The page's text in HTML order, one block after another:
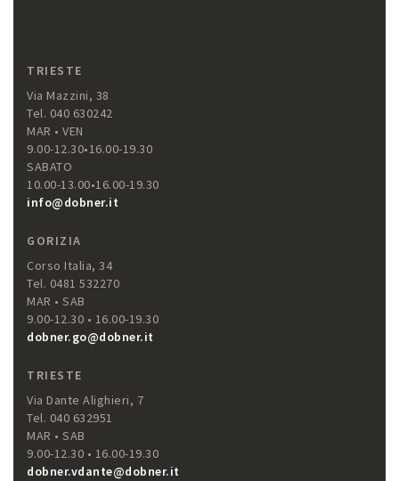
TRIESTE
Via Mazzini, 38
Tel. 040 630242
MAR • VEN
9.00-12.30•16.00-19.30
SABATO
10.00-13.00•16.00-19.30
info@dobner.it
GORIZIA
Corso Italia, 34
Tel. 0481 532270
MAR • SAB
9.00-12.30 • 16.00-19.30
dobner.go@dobner.it
TRIESTE
Via Dante Alighieri, 7
Tel. 040 632951
MAR • SAB
9.00-12.30 • 16.00-19.30
dobner.vdante@dobner.it